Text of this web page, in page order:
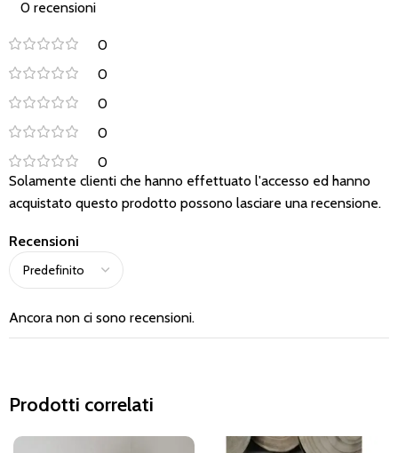
0 recensioni
0
0
0
0
0
Recensioni
Ancora non ci sono recensioni.
Solamente clienti che hanno effettuato l'accesso ed hanno
acquistato questo prodotto possono lasciare una recensione.
Prodotti correlati